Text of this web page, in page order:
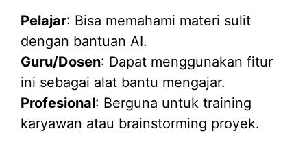
Pelajar: Bisa memahami materi sulit
dengan bantuan AI.
Guru/Dosen: Dapat menggunakan fitur
ini sebagai alat bantu mengajar.
Profesional: Berguna untuk training
karyawan atau brainstorming proyek.